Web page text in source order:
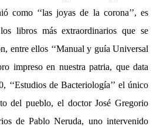
como ‘‘las joyas de la corona’’, es
libros más extraordinarios que se
entre ellos ‘‘Manual y guía Universal
impreso en nuestra patria, que data
‘‘Estudios de Bacteriología’’ el único
del pueblo, el doctor José Gregorio
de Pablo Neruda, uno intervenido